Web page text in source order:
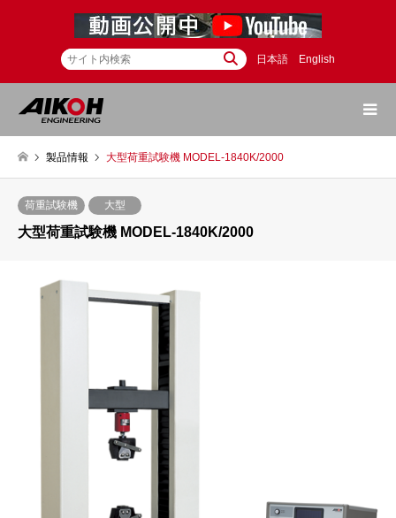
日本語 English
製品情報 大型荷重試験機 MODEL-1840K/2000
荷重試験機 大型
大型荷重試験機 MODEL-1840K/2000